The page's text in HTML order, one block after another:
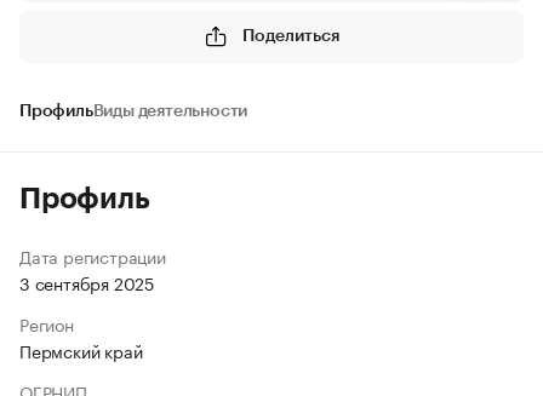
Поделиться
ПрофильВиды деятельности
Профиль
Дата регистрации
3 сентября 2025
Регион
Пермский край